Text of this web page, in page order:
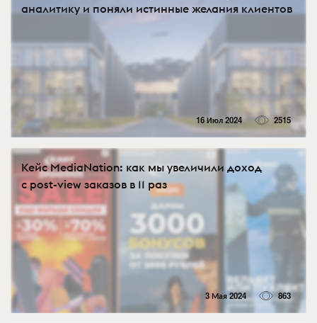
аналитику и поняли истинные желания клиентов
16 Июл 2024 2515
Кейс MediaNation: как мы увеличили доход
с post-view заказов в 11 раз
3 Мая 2024 863